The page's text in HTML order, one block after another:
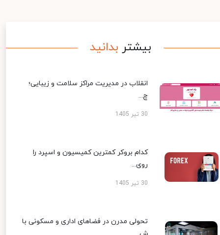
بیشتر بدانید
انقلاب در مدیریت مراکز سلامت و زیبایی؛
چ...
30 تیر 1405
کدام بروکر کمترین کمیسیون و اسپرد را
روی...
30 تیر 1405
تحولی مدرن در فضاهای اداری و مسکونی با